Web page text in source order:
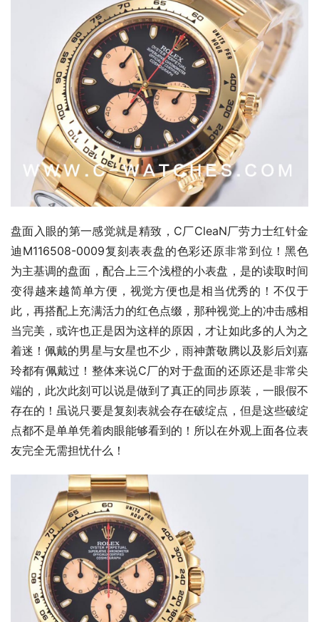
盘面入眼的第一感觉就是精致，C厂CleaN厂劳力士红针金
迪M116508-0009复刻表表盘的色彩还原非常到位！黑色
为主基调的盘面，配合上三个浅橙的小表盘，是的读取时间
变得越来越简单方便，视觉方便也是相当优秀的！不仅于
此，再搭配上充满活力的红色点缀，那种视觉上的冲击感相
当完美，或许也正是因为这样的原因，才让如此多的人为之
着迷！佩戴的男星与女星也不少，雨神萧敬腾以及影后刘嘉
玲都有佩戴过！整体来说C厂的对于盘面的还原还是非常尖
端的，此次此刻可以说是做到了真正的同步原装，一眼假不
存在的！虽说只要是复刻表就会存在破绽点，但是这些破绽
点都不是单单凭着肉眼能够看到的！所以在外观上面各位表
友完全无需担忧什么！